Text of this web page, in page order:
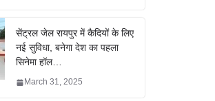
सेंट्रल जेल रायपुर में कैदियों के लिए
नई सुविधा, बनेगा देश का पहला
सिनेमा हॉल…
March 31, 2025